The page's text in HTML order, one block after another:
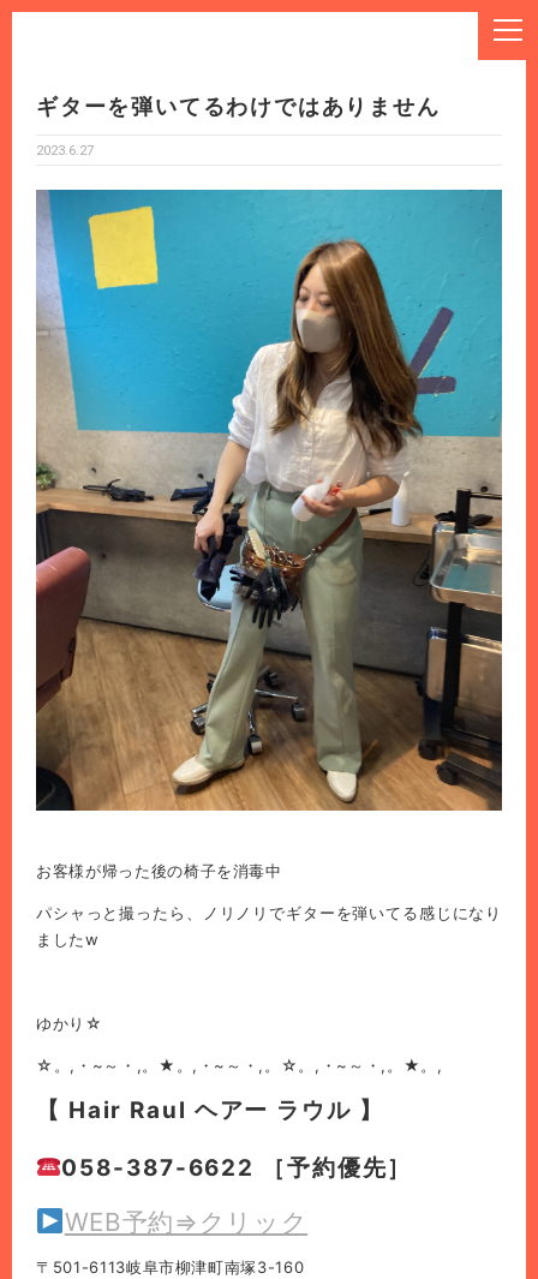
ギターを弾いてるわけではありません
2023.6.27
お客様が帰った後の椅子を消毒中
パシャっと撮ったら、ノリノリでギターを弾いてる感じになり
ましたw
ゆかり☆
☆。,・~～・,。★。,・~～・,。☆。,・~～・,。★。,
【 Hair Raul ヘアー ラウル 】
058-387-6622 ［予約優先］
WEB予約⇒クリック
〒501-6113岐阜市柳津町南塚3-160